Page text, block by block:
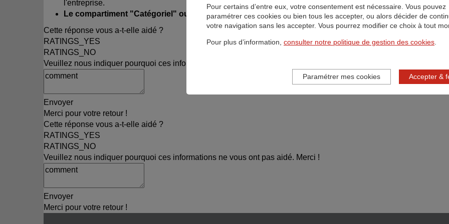
l'entreprise.
Le compartiment "Catégoriel" ou "Obligatoire"recueille les cotisations obligatoires du salarié et de
Cette réponse vous a-t-elle aidé ?
RATINGS_YES
RATINGS_NO
Veuillez nous indiquer pourquoi ces informations ne vous ont pas aidé. Merci !
Envoyer
Merci pour votre retour !
Cette réponse vous a-t-elle aidé ?
RATINGS_YES
RATINGS_NO
Veuillez nous indiquer pourquoi ces informations ne vous ont pas aidé. Merci !
Envoyer
Merci pour votre retour !
Pour certains d’entre eux, votre consentement est nécessaire. Vous pouvez
paramétrer ces cookies ou bien tous les accepter, ou alors décider de
votre navigation sans les accepter. Vous pourrez modifier ce choix à tout
Pour plus d’information, consulter notre politique de gestion des cookies
Accepter &
Paramétrer mes cookies